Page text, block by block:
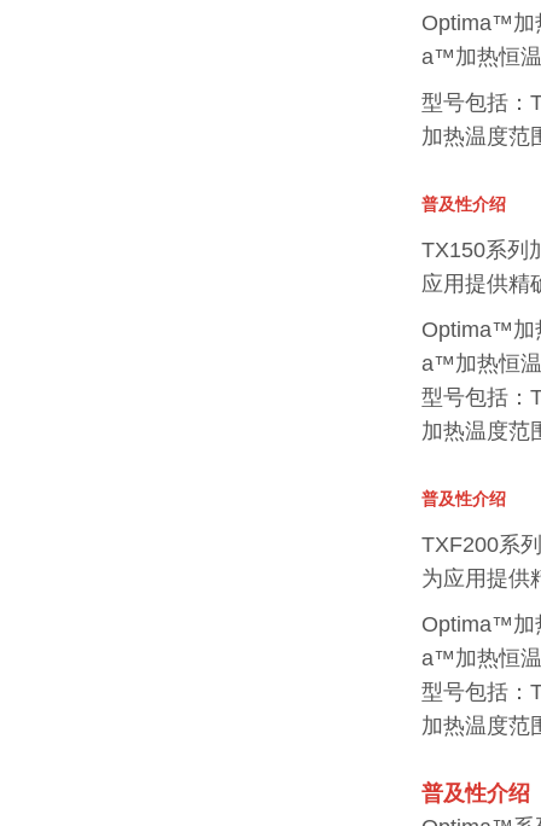
Optima™加
a™加热恒
型号包括：
加热温度范
普及性介绍
TX150系列
应用提供精
Optima™加
a™加热恒
型号包括：
加热温度
普及性介绍
TXF200系
为应用提供
Optima™加
a™加热恒
型号包括：
加热温度
普及性介绍